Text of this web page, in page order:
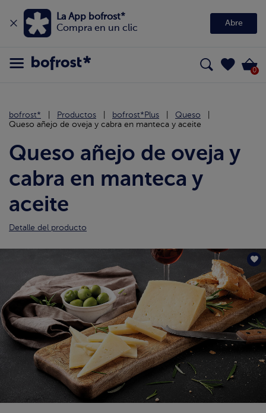
La App bofrost*
Compra en un clic
Abre
0
bofrost* Productos bofrost*Plus
Queso
Queso añejo de oveja y cabra en manteca y aceite
Queso añejo de oveja y
cabra en manteca y
aceite
Detalle del producto